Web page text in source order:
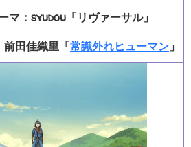
マ：syudou「リヴァーサル」
田佳織里「常識外れヒューマン 」